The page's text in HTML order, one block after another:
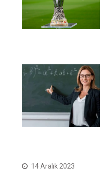
14 Aralık 2023